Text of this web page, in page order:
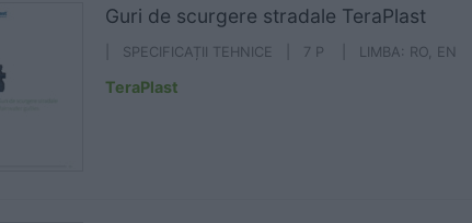
Guri de scurgere stradale TeraPlast
| SPECIFICAȚII TEHNICE | 7 P | LIMBA: RO, EN
TeraPlast